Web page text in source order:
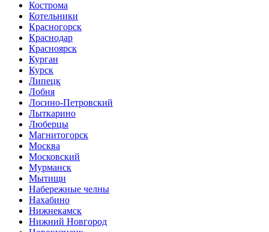
Кострома
Котельники
Красногорск
Краснодар
Красноярск
Курган
Курск
Липецк
Лобня
Лосино-Петровский
Лыткарино
Люберцы
Магнитогорск
Москва
Московский
Мурманск
Мытищи
Набережные челны
Нахабино
Нижнекамск
Нижний Новгород